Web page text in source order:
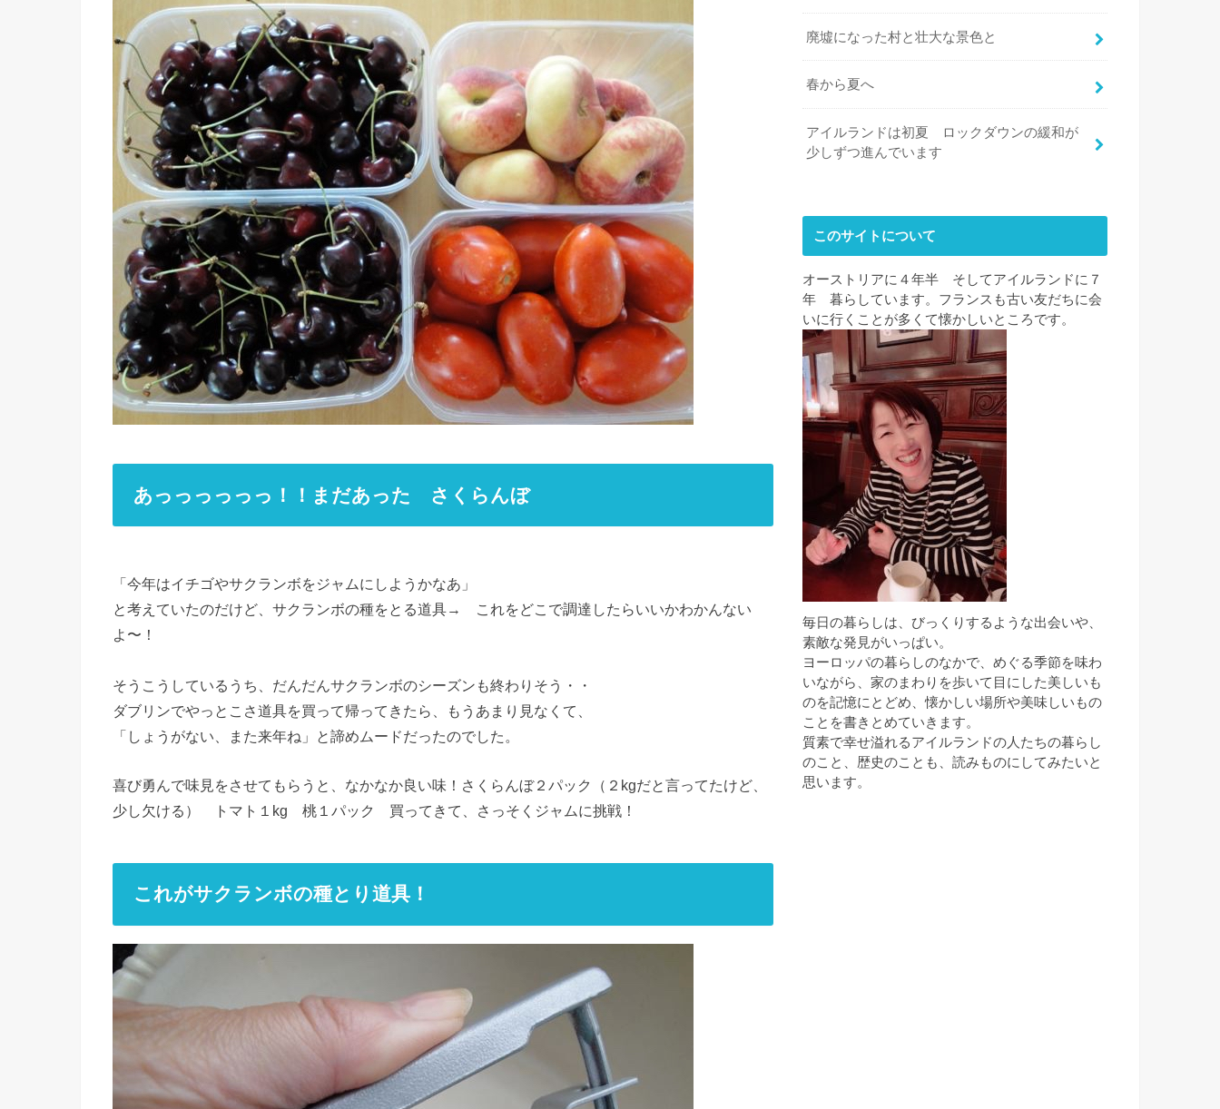
あっっっっっっ！！まだあった さくらんぼ
「今年はイチゴやサクランボをジャムにしようかなあ」
と考えていたのだけど、サクランボの種をとる道具→ これをどこで調達したらいいかわかんない
よ〜！
そうこうしているうち、だんだんサクランボのシーズンも終わりそう・・
ダブリンでやっとこさ道具を買って帰ってきたら、もうあまり見なくて、
「しょうがない、また来年ね」と諦めムードだったのでした。
喜び勇んで味見をさせてもらうと、なかなか良い味！さくらんぼ２パック（２kgだと言ってたけど、
少し欠ける） トマト１kg 桃１パック 買ってきて、さっそくジャムに挑戦！
これがサクランボの種とり道具！
廃墟になった村と壮大な景色と
春から夏へ
アイルランドは初夏 ロックダウンの緩和が
少しずつ進んでいます
このサイトについて
オーストリアに４年半 そしてアイルランドに７
年 暮らしています。フランスも古い友だちに会
いに行くことが多くて懐かしいところです。
毎日の暮らしは、びっくりするような出会いや、
素敵な発見がいっぱい。
ヨーロッパの暮らしのなかで、めぐる季節を味わ
いながら、家のまわりを歩いて目にした美しいも
のを記憶にとどめ、懐かしい場所や美味しいもの
ことを書きとめていきます。
質素で幸せ溢れるアイルランドの人たちの暮らし
のこと、歴史のことも、読みものにしてみたいと
思います。